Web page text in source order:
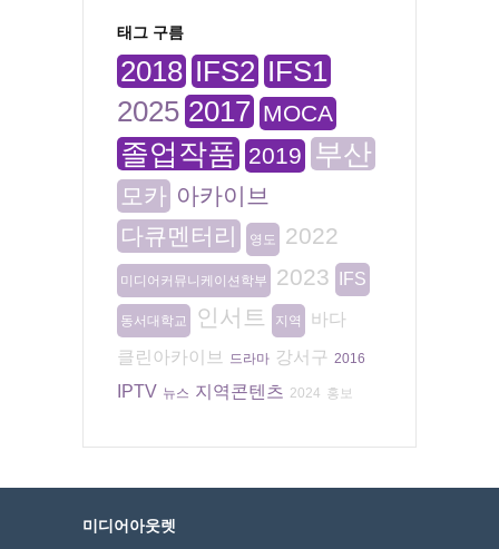
태그 구름
2018 IFS2 IFS1
2025 2017 MOCA
졸업작품 2019 부산
모카 아카이브
다큐멘터리
영도 2022
미디어커뮤니케이션학부 2023 IFS
동서대학교 인서트 지역
바다
클린아카이브
드라마 강서구 2016
IPTV 뉴스 지역콘텐츠 2024 홍보
미디어아웃렛